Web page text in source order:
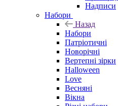
Надписи
Набори
Назад
Набори
Патріотичні
Новорічні
Вертепні зірки
Halloween
Love
Весняні
Вікна